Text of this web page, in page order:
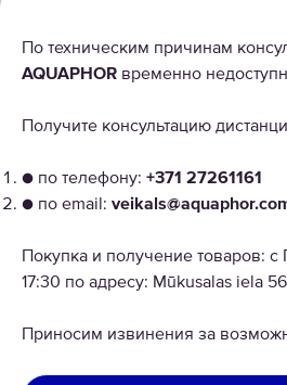
некоторые файлы cookie
cookie"). Кроме того, мы
для анализа использования
рекламы. Для получения
информации ознакомьтесь со
файлы cookie на всех веб-сайтах
ОТКЛОНИТЬ
По техническим причинам
AQUAPHOR временно
Получите консультацию
● по телефону: +371 27261161
● по email:
Покупка и получение товаров:
17:30 по адресу: Mūkusalas iela
Приносим извинения за
Copyright © 2026
veikals@aquaphor.com Adrese: Mūkusalas
Условия